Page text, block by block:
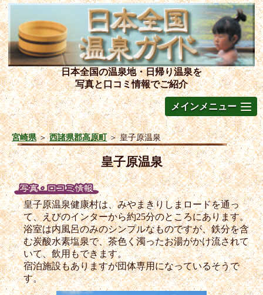
日本全国の温泉地・日帰り温泉を
写真と口コミ情報でご紹介
メインメニュー
宮崎県＞西諸県郡高原町＞皇子原温泉
皇子原温泉
皇子原温泉健康村は、みやまきりしまロードを通っ
て、えびのインターから約25分のところにあります。
浴室は内風呂のみのシンプルなものですが、鉄分を含
む炭酸水素塩泉で、茶色く濁ったお湯がかけ流されて
いて、飲用もできます。
宿泊施設もありますが団体専用になっているそうで
す。